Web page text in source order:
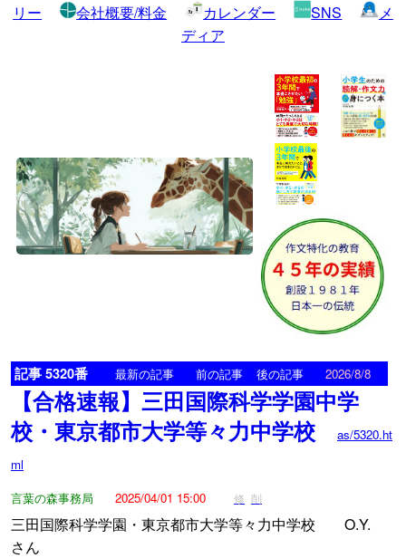
リー
会社概要/料金 カレンダー SNS
メ
ディア
記事 5320番 最新の記事 前の記事 後の記事 2026/8/8
【合格速報】三田国際科学学園中学
校・東京都市大学等々力中学校
as/5320.ht
ml
言葉の森事務局
2025/04/01 15:00 修 削
三田国際科学学園・東京都市大学等々力中学校 O.Y.
さん